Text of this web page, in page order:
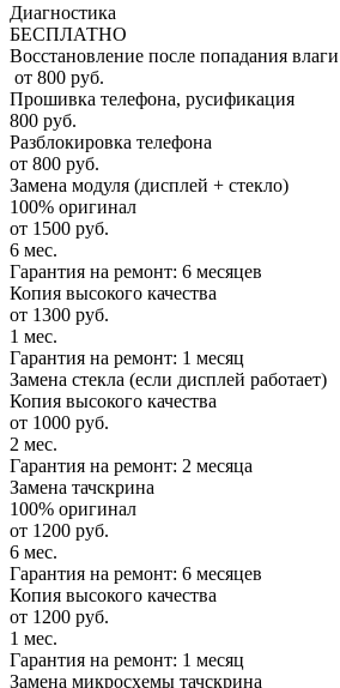
Диагностика
БЕСПЛАТНО
Восстановление после попадания влаги
от 800 руб.
Прошивка телефона, русификация
800 руб.
Разблокировка телефона
от 800 руб.
Замена модуля (дисплей + стекло)
100% оригинал
от 1500 руб.
6 мес.
Гарантия на ремонт: 6 месяцев
Копия высокого качества
от 1300 руб.
1 мес.
Гарантия на ремонт: 1 месяц
Замена стекла (если дисплей работает)
Копия высокого качества
от 1000 руб.
2 мес.
Гарантия на ремонт: 2 месяца
Замена тачскрина
100% оригинал
от 1200 руб.
6 мес.
Гарантия на ремонт: 6 месяцев
Копия высокого качества
от 1200 руб.
1 мес.
Гарантия на ремонт: 1 месяц
Замена микросхемы тачскрина